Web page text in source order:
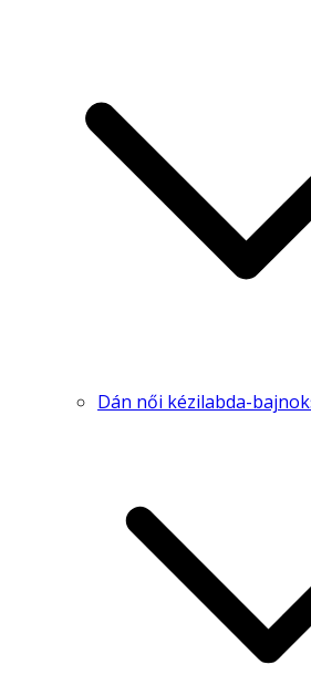
Dán női kézilabda-